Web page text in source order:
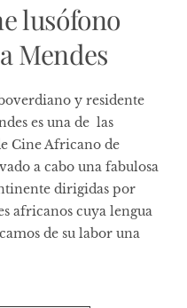
lusófono
Mendes
y residente
es una de las
Cine Africano de
a cabo una fabulosa
dirigidas por
africanos cuya lengua
de su labor una